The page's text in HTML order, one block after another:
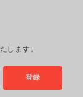
します。
登録